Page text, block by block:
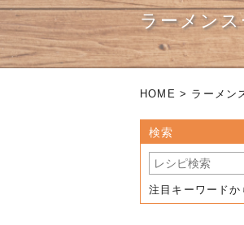
ラーメン
HOME > ラーメン
検索
注目キーワードか